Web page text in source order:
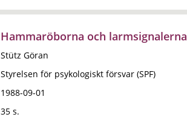
Hammaröborna och larmsignalerna
Stütz Göran
Styrelsen för psykologiskt försvar (SPF)
1988-09-01
35 s.